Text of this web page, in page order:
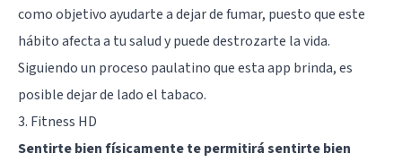
como objetivo ayudarte a dejar de fumar, puesto que este
hábito afecta a tu salud y puede destrozarte la vida.
Siguiendo un proceso paulatino que esta app brinda, es
posible dejar de lado el tabaco.
3. Fitness HD
Sentirte bien físicamente te permitirá sentirte bien